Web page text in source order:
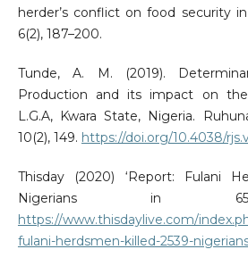
herder’s conflict on food security
6(2), 187–200.
Tunde, A. M. (2019).
Production and its impact on
L.G.A, Kwara State, Nigeria.
10(2), 149. https://doi.org/10.4038/
Thisday (2020) ‘Report: Fulani
Nigerians in
https://www.thisdaylive.com/
fulani-herdsmen-killed-2539-